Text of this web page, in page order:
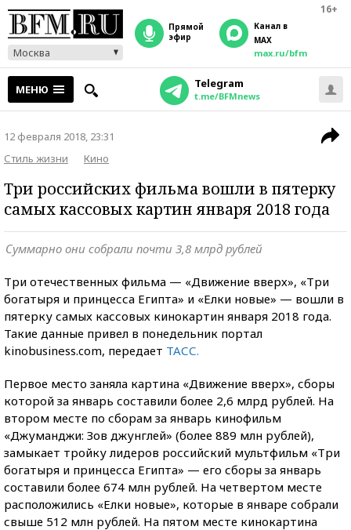
16+
Москва
прямой
эфир
Канал в
MAX
max.ru/bfm
МЕНЮ Telegram
t.me/BFMnews
12 февраля 2018, 23:31
Стиль жизни
Кино
Три российских фильма вошли в пятерку
самых кассовых картин января 2018 года
Суммарно они собрали почти 3,8 млрд рублей
Три отечественных фильма — «Движение вверх», «Три
богатыря и принцесса Египта» и «Елки новые» — вошли в
пятерку самых кассовых кинокартин января 2018 года.
Такие данные привел в понедельник портал
kinobusiness.com, передает ТАСС.
Первое место заняла картина «Движение вверх», сборы
которой за январь составили более 2,6 млрд рублей. На
втором месте по сборам за январь кинофильм
«Джуманджи: Зов джунглей» (более 889 млн рублей),
замыкает тройку лидеров российский мультфильм «Три
богатыря и принцесса Египта» — его сборы за январь
составили более 674 млн рублей. На четвертом месте
расположились «Елки новые», которые в январе собрали
свыше 512 млн рублей. На пятом месте кинокартина